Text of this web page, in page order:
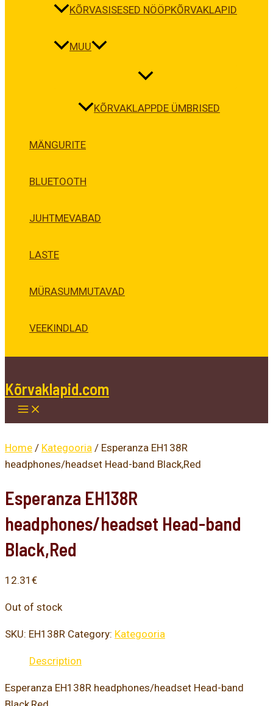
KÕRVASISESED NÖÖPKÕRVAKLAPID
MUU
KÕRVAKLAPPDE ÜMBRISED
MÄNGURITE
BLUETOOTH
JUHTMEVABAD
LASTE
MÜRASUMMUTAVAD
VEEKINDLAD
Kõrvaklapid.com
Home / Kategooria / Esperanza EH138R
headphones/headset Head-band Black,Red
Esperanza EH138R
headphones/headset Head-band
Black,Red
12.31 €
Out of stock
SKU: EH138R Category: Kategooria
Description
Esperanza EH138R headphones/headset Head-band